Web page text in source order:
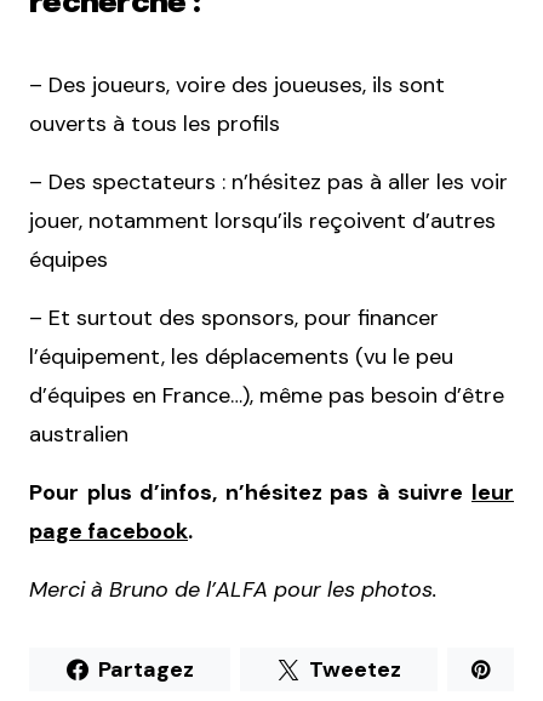
– Des joueurs, voire des joueuses, ils sont
ouverts à tous les profils
– Des spectateurs : n’hésitez pas à aller les voir
jouer, notamment lorsqu’ils reçoivent d’autres
équipes
– Et surtout des sponsors, pour financer
l’équipement, les déplacements (vu le peu
d’équipes en France…), même pas besoin d’être
australien
Pour plus d’infos, n’hésitez pas à suivre leur
page facebook.
Merci à Bruno de l’ALFA pour les photos.
Partagez Tweetez